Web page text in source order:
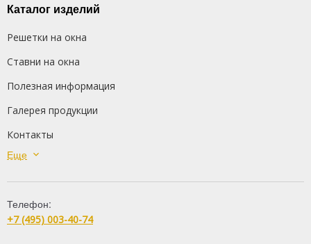
Каталог изделий
Решетки на окна
Ставни на окна
Полезная информация
Галерея продукции
Контакты
Сварные решетки
Кованые решетки
Распашные решетки
Еще
Телефон:
+7 (495) 003-40-74